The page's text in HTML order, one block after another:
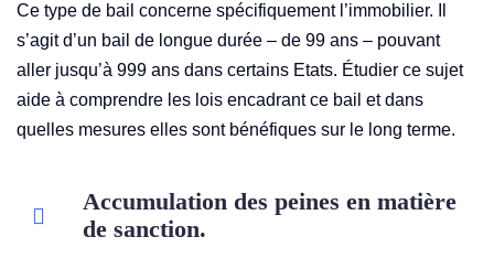
Ce type de bail concerne spécifiquement l’immobilier. Il
s’agit d’un bail de longue durée – de 99 ans – pouvant
aller jusqu’à 999 ans dans certains Etats. Étudier ce sujet
aide à comprendre les lois encadrant ce bail et dans
quelles mesures elles sont bénéfiques sur le long terme.
Accumulation des peines en matière
de sanction.